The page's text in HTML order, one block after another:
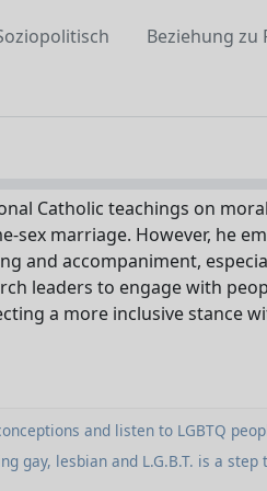
Beziehung zu
Catholic teachings on
sex marriage. However, he
and accompaniment,
leaders to engage with
a more inclusive stance
and listen to LGBTQ
gay, lesbian and L.G.B.T. is a step